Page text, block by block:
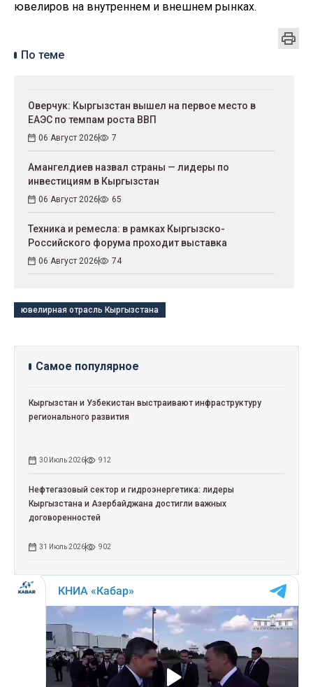
ювелиров на внутреннем и внешнем рынках.
По теме
Оверчук: Кыргызстан вышел на первое место в
ЕАЭС по темпам роста ВВП
06 Август 2026 7
Амангелдиев назвал страны — лидеры по
инвестициям в Кыргызстан
06 Август 2026 65
Техника и ремесла: в рамках Кыргызско-
Российского форума проходит выставка
06 Август 2026 74
ювелирная отрасль Кыргызстана
Самое популярное
Кыргызстан и Узбекистан выстраивают инфраструктуру
регионального развития
30 Июль 2026 912
Нефтегазовый сектор и гидроэнергетика: лидеры
Кыргызстана и Азербайджана достигли важных
договоренностей
31 Июль 2026 902